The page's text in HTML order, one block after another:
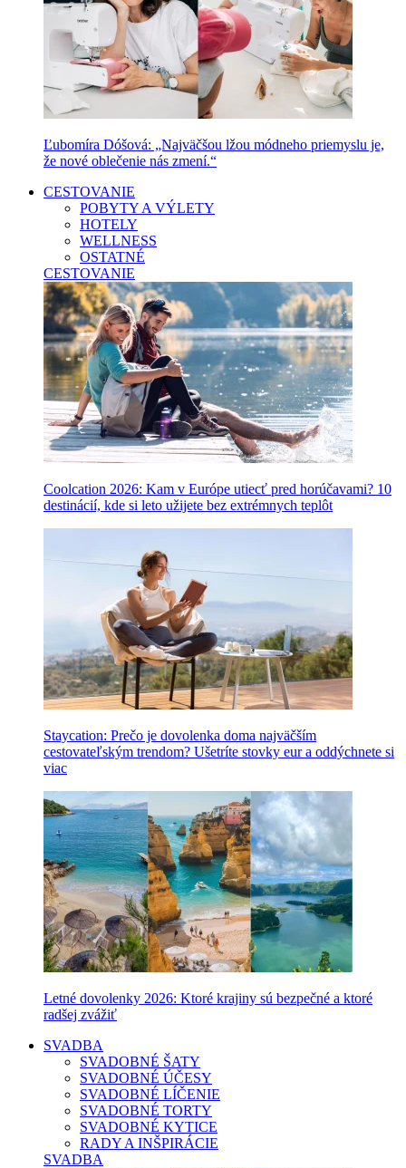
Ľubomíra Dóšová: „Najväčšou lžou módneho priemyslu je,
že nové oblečenie nás zmení.“
CESTOVANIE
POBYTY A VÝLETY
HOTELY
WELLNESS
OSTATNÉ
CESTOVANIE
Coolcation 2026: Kam v Európe utiecť pred horúčavami? 10
destinácií, kde si leto užijete bez extrémnych teplôt
Staycation: Prečo je dovolenka doma najväčším
cestovateľským trendom? Ušetríte stovky eur a oddýchnete si
viac
Letné dovolenky 2026: Ktoré krajiny sú bezpečné a ktoré
radšej zvážiť
SVADBA
SVADOBNÉ ŠATY
SVADOBNÉ ÚČESY
SVADOBNÉ LÍČENIE
SVADOBNÉ TORTY
SVADOBNÉ KYTICE
RADY A INŠPIRÁCIE
SVADBA